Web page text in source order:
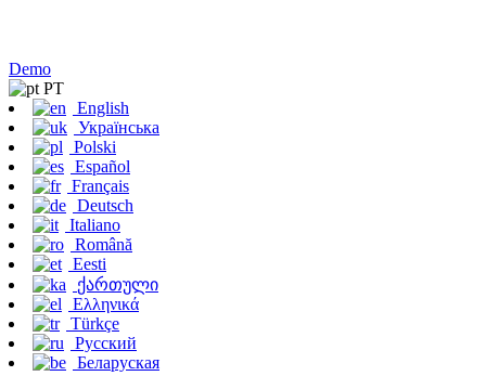
Demo
PT
English
Українська
Polski
Español
Français
Deutsch
Italiano
Română
Eesti
ქართული
Ελληνικά
Türkçe
Русский
Беларуская